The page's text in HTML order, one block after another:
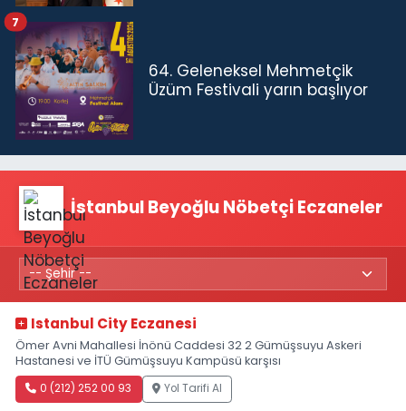
64. Geleneksel Mehmetçik
Üzüm Festivali yarın başlıyor
7
İstanbul Beyoğlu Nöbetçi Eczaneler
Istanbul City Eczanesi
Ömer Avni Mahallesi İnönü Caddesi 32 2 Gümüşsuyu Askeri
Hastanesi ve İTÜ Gümüşsuyu Kampüsü karşısı
0 (212) 252 00 93 Yol Tarifi Al